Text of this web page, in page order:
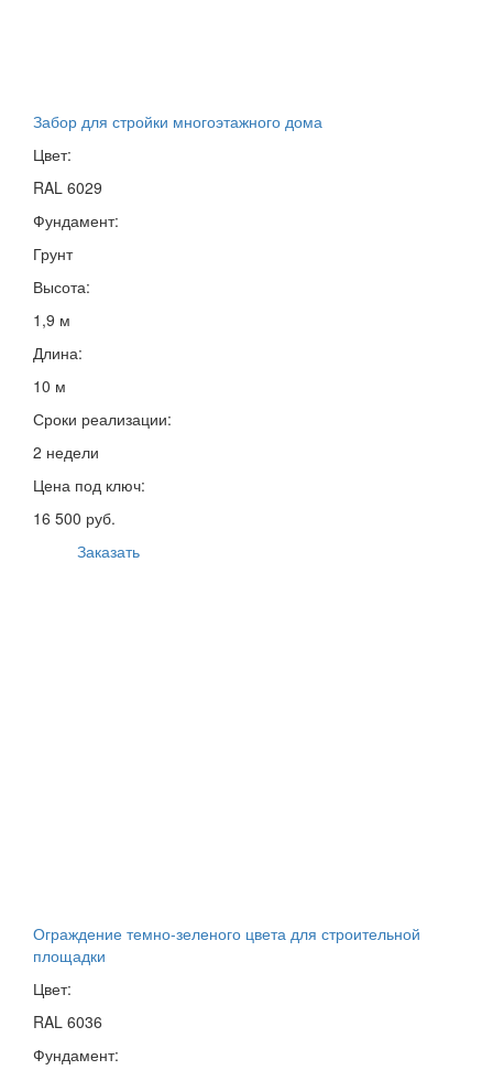
Забор для стройки многоэтажного дома
Цвет:
RAL 6029
Фундамент:
Грунт
Высота:
1,9 м
Длина:
10 м
Сроки реализации:
2 недели
Цена под ключ:
16 500 руб.
Заказать
Ограждение темно-зеленого цвета для строительной
площадки
Цвет:
RAL 6036
Фундамент: